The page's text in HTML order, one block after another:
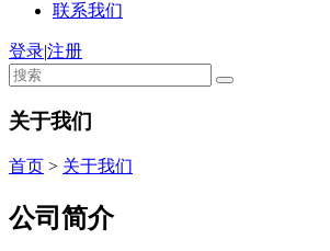
联系我们
登录|注册
关于我们
首页 > 关于我们
公司简介